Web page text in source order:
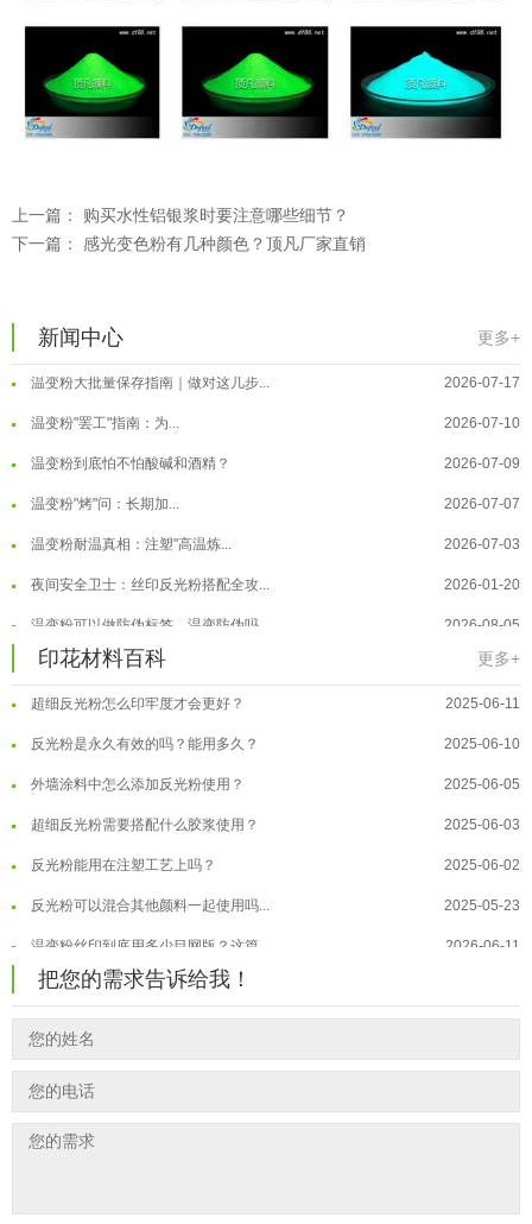
上一篇： 购买水性铝银浆时要注意哪些细节？
下一篇： 感光变色粉有几种颜色？顶凡厂家直销
新闻中心 更多+
温变粉可以做防伪标签、温变防伪吗...
温变粉适合做热变还是冷变？
温变粉保质期有多久？开封后如何保... 2026-07-20
温变粉大批量保存指南｜做对这几步... 2026-07-17
温变粉"罢工"指南：为... 2026-07-10
温变粉到底怕不怕酸碱和酒精？ 2026-07-09
温变粉"烤"问：长期加... 2026-07-07
温变粉耐温真相：注塑"高温炼... 2026-07-03
夜间安全卫士：丝印反光粉搭配全攻... 2026-01-20
温变粉可以做防伪标签、温变防伪吗... 2026-08-05
温变粉适合做热变还是冷变？ 2026-08-04
温变粉注塑后表面翻车？粗糙、颗粒... 2026-07-28
温变粉保质期有多久？开封后如何保... 2026-07-20
温变粉大批量保存指南｜做对这几步... 2026-07-17
温变粉"罢工"指南：为... 2026-07-10
温变粉到底怕不怕酸碱和酒精？ 2026-07-09
温变粉"烤"问：长期加... 2026-07-07
温变粉耐温真相：注塑"高温炼... 2026-07-03
夜间安全卫士：丝印反光粉搭配全攻...
印花材料百科 更多+
油性反光粉怎么印花效果最好？ 2025-06-18
超细反光粉怎么印牢度才会更好？ 2025-06-11
反光粉是永久有效的吗？能用多久？ 2025-06-10
外墙涂料中怎么添加反光粉使用？ 2025-06-05
超细反光粉需要搭配什么胶浆使用？ 2025-06-03
反光粉能用在注塑工艺上吗？ 2025-06-02
反光粉可以混合其他颜料一起使用吗... 2025-05-23
温变粉丝印到底用多少目网版？这篇... 2026-06-11
反光粉太久不用结块要怎么处理？
印花温变粉最适合用在什么行业上呢... 2025-06-20
油性反光粉怎么印花效果最好？ 2025-06-18
超细反光粉怎么印牢度才会更好？
反光粉是永久有效的吗？能用多久？
超细反光粉需要搭配什么胶浆使用？ 2025-06-03
把您的需求告诉给我！